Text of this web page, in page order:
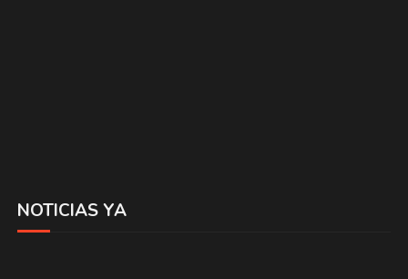
NOTICIAS YA